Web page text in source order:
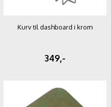
Kurv til dashboard i krom
349,-